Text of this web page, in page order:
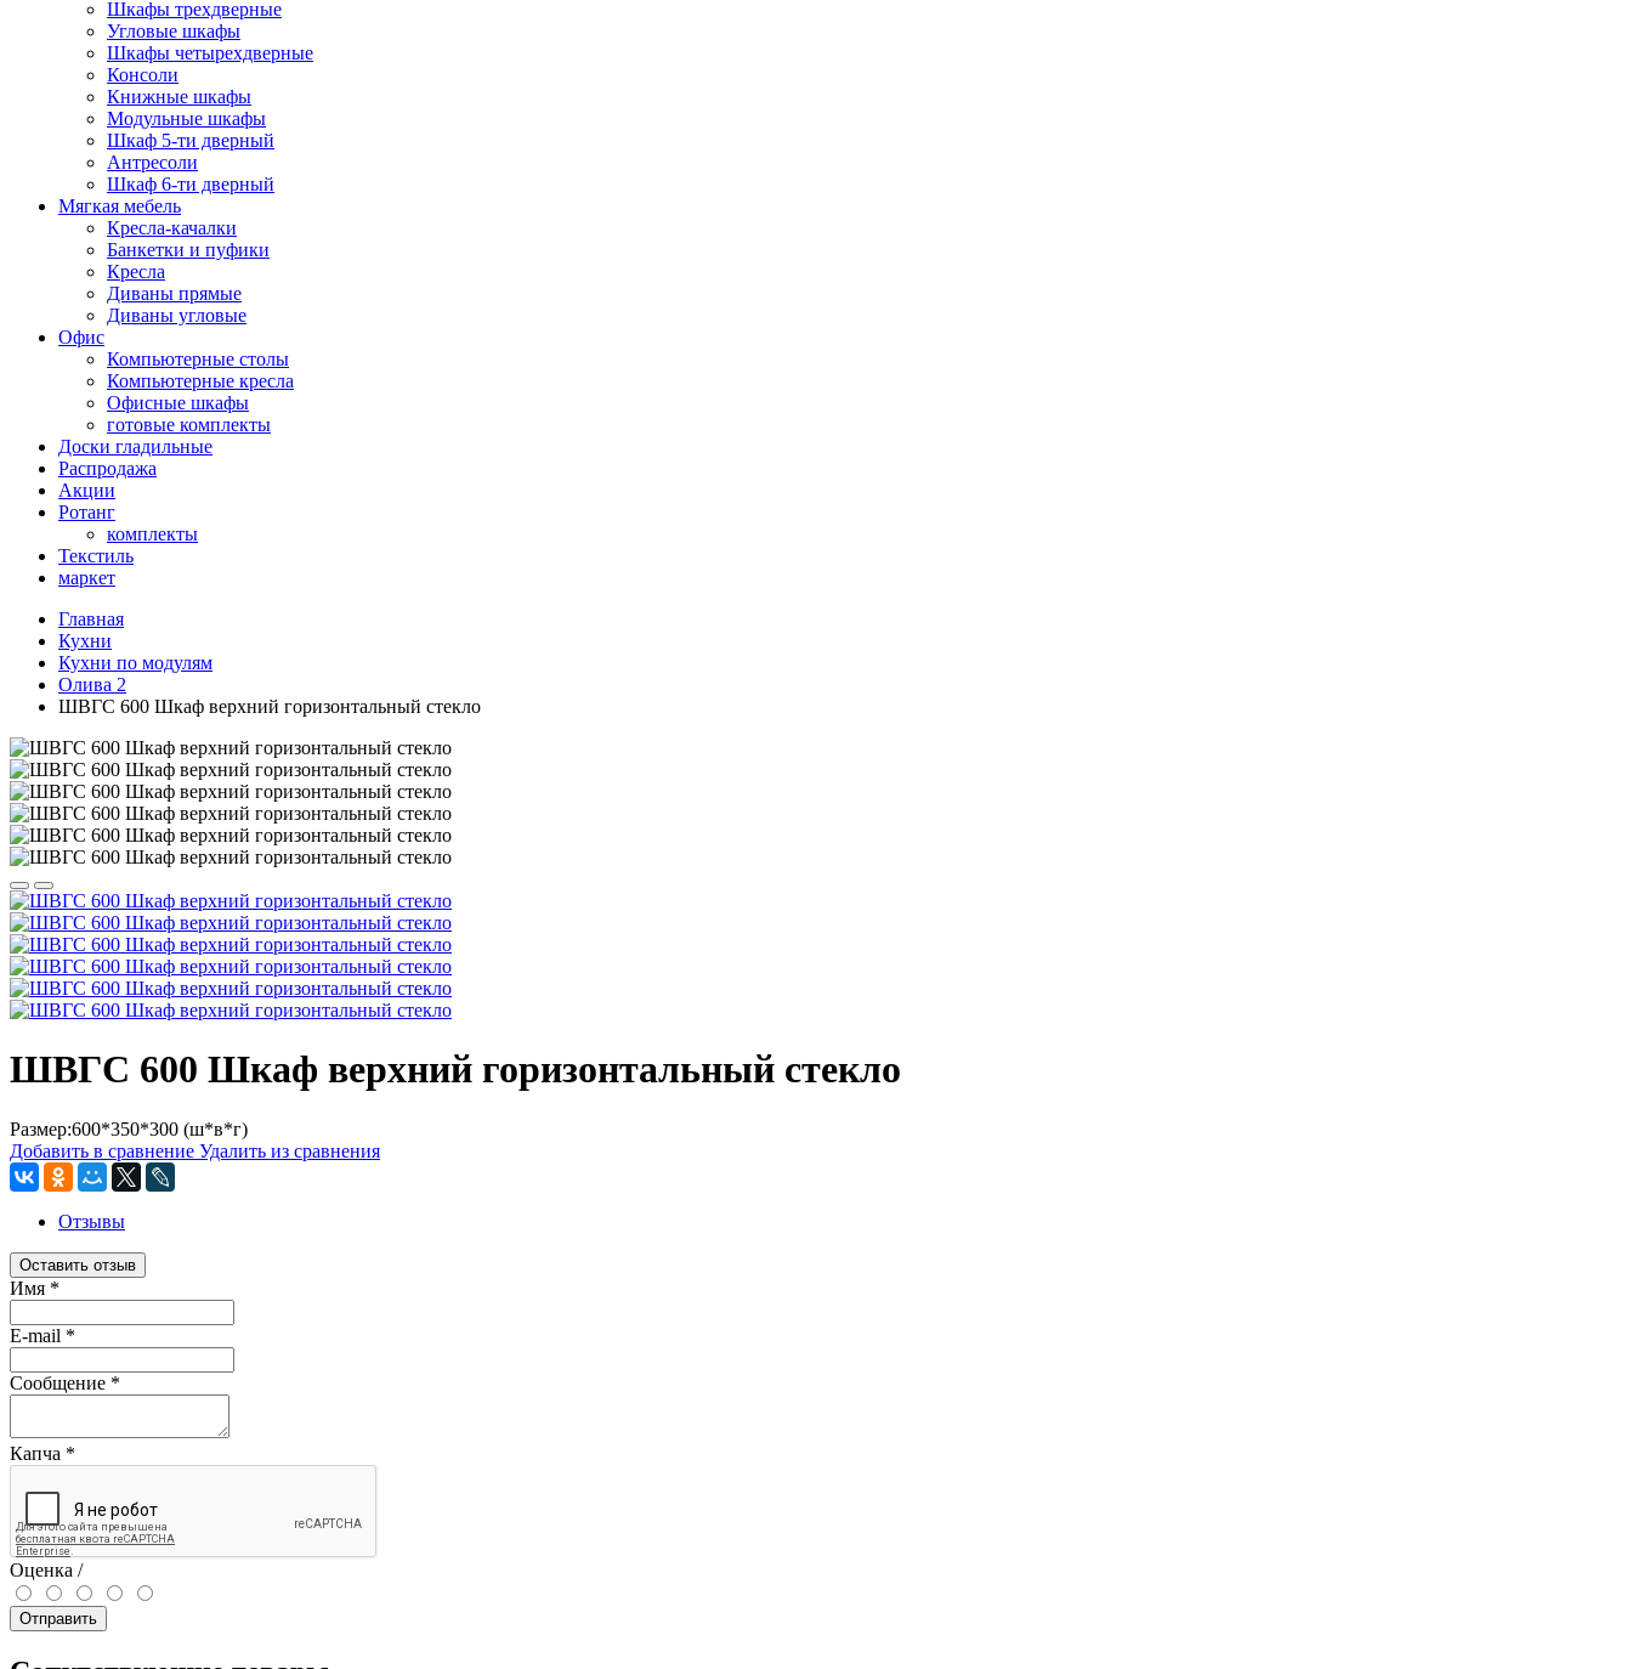
Шкафы трехдверные
Угловые шкафы
Шкафы четырехдверные
Консоли
Книжные шкафы
Модульные шкафы
Шкаф 5-ти дверный
Антресоли
Шкаф 6-ти дверный
Мягкая мебель
Кресла-качалки
Банкетки и пуфики
Кресла
Диваны прямые
Диваны угловые
Офис
Компьютерные столы
Компьютерные кресла
Офисные шкафы
готовые комплекты
Доски гладильные
Распродажа
Акции
Ротанг
комплекты
Текстиль
маркет
Главная
Кухни
Кухни по модулям
Олива 2
ШВГС 600 Шкаф верхний горизонтальный стекло
ШВГС 600 Шкаф верхний горизонтальный стекло
Размер:600*350*300 (ш*в*г)
Добавить в сравнение Удалить из сравнения
Отзывы
Оставить отзыв
Имя *
E-mail *
Сообщение *
Капча *
Оценка /
Отправить